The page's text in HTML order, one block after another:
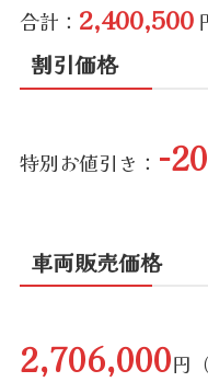
合計： 2,400,500
割引価格
特別お値引き： -
車両販売価格
2,706,000円